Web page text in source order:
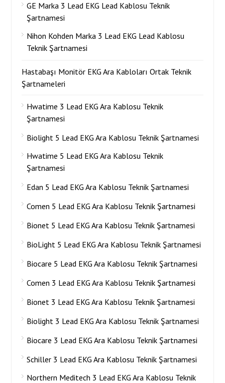
GE Marka 3 Lead EKG Lead Kablosu Teknik
Şartnamesi
Nihon Kohden Marka 3 Lead EKG Lead Kablosu
Teknik Şartnamesi
Hastabaşı Monitör EKG Ara Kabloları Ortak Teknik
Şartnameleri
Hwatime 3 Lead EKG Ara Kablosu Teknik
Şartnamesi
Biolight 5 Lead EKG Ara Kablosu Teknik Şartnamesi
Hwatime 5 Lead EKG Ara Kablosu Teknik
Şartnamesi
Edan 5 Lead EKG Ara Kablosu Teknik Şartnamesi
Comen 5 Lead EKG Ara Kablosu Teknik Şartnamesi
Bionet 5 Lead EKG Ara Kablosu Teknik Şartnamesi
BioLight 5 Lead EKG Ara Kablosu Teknik Şartnamesi
Biocare 5 Lead EKG Ara Kablosu Teknik Şartnamesi
Comen 3 Lead EKG Ara Kablosu Teknik Şartnamesi
Bionet 3 Lead EKG Ara Kablosu Teknik Şartnamesi
Biolight 3 Lead EKG Ara Kablosu Teknik Şartnamesi
Biocare 3 Lead EKG Ara Kablosu Teknik Şartnamesi
Schiller 3 Lead EKG Ara Kablosu Teknik Şartnamesi
Northern Meditech 3 Lead EKG Ara Kablosu Teknik